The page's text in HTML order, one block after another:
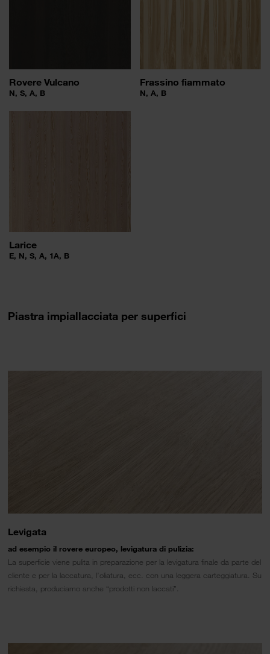
Rovere Vulcano
N, S, A, B
Frassino fiammato
N, A, B
Larice
E, N, S, A, 1A, B
Piastra impiallacciata per superfici
Levigata
ad esempio il rovere europeo, levigatura di pulizia:
La superficie viene pulita in preparazione per la levigatura finale da parte del
cliente e per la laccatura, l’oliatura, ecc. con una leggera carteggiatura. Su
richiesta, produciamo anche “prodotti non laccati”.